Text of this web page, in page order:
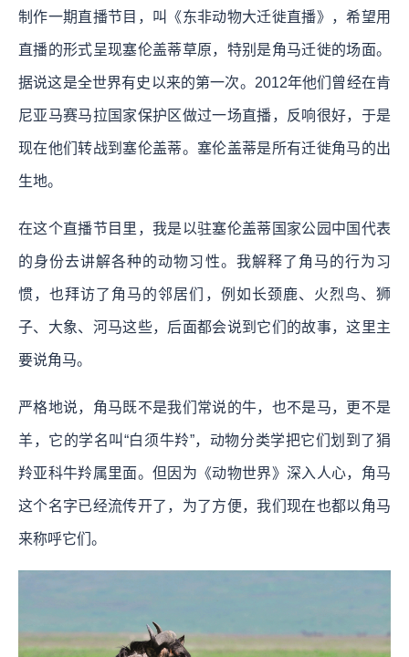
制作一期直播节目，叫《东非动物大迁徙直播》，希望用
直播的形式呈现塞伦盖蒂草原，特别是角马迁徙的场面。
据说这是全世界有史以来的第一次。2012年他们曾经在肯
尼亚马赛马拉国家保护区做过一场直播，反响很好，于是
现在他们转战到塞伦盖蒂。塞伦盖蒂是所有迁徙角马的出
生地。
在这个直播节目里，我是以驻塞伦盖蒂国家公园中国代表
的身份去讲解各种的动物习性。我解释了角马的行为习
惯，也拜访了角马的邻居们，例如长颈鹿、火烈鸟、狮
子、大象、河马这些，后面都会说到它们的故事，这里主
要说角马。
严格地说，角马既不是我们常说的牛，也不是马，更不是
羊，它的学名叫“白须牛羚”，动物分类学把它们划到了狷
羚亚科牛羚属里面。但因为《动物世界》深入人心，角马
这个名字已经流传开了，为了方便，我们现在也都以角马
来称呼它们。